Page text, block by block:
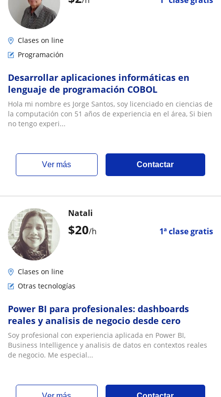
Clases on line
Programación
Desarrollar aplicaciones informáticas en
lenguaje de programación COBOL
Hola mi nombre es Jorge Santos, soy licenciado en ciencias de
la computación con 51 años de experiencia en el área, Si bien
no tengo experi...
ver más Contactar
$20/h 1ª clase gratis
Natali
Clases on line
Otras tecnologías
Power BI para profesionales: dashboards
reales y analisis de negocio desde cero
Soy profesional con experiencia aplicada en Power BI,
Business Intelligence y analisis de datos en contextos reales
de negocio. Me especial...